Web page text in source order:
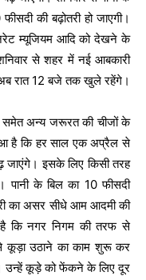
की बढ़ोतरी हो जाएगी।
म्यूजियम आदि को देखने के
से शहर में नई आबकारी
अब रात 12 बजे तक खुले रहेंगे।
समेत अन्य जरूरत की चीजों के
है कि हर साल एक अप्रैल से
जाएंगे। इसके लिए किसी तरह
के बिल का 10 फीसदी
का असर सीधे आम आदमी की
कि नगर निगम की तरफ से
कूड़ा उठाने का काम शुरू कर
उन्हें कूड़े को फेंकने के लिए दूर